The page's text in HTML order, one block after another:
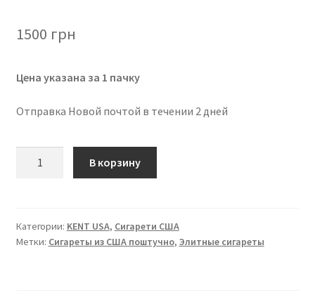
1500 грн
Цена указана за 1 пачку
Отправка Новой почтой в течении 2 дней
Classic
Kings
В корзину
Категории: KENT USA, Сигарети США
Метки: Сигареты из США поштучно, Элитные сигареты